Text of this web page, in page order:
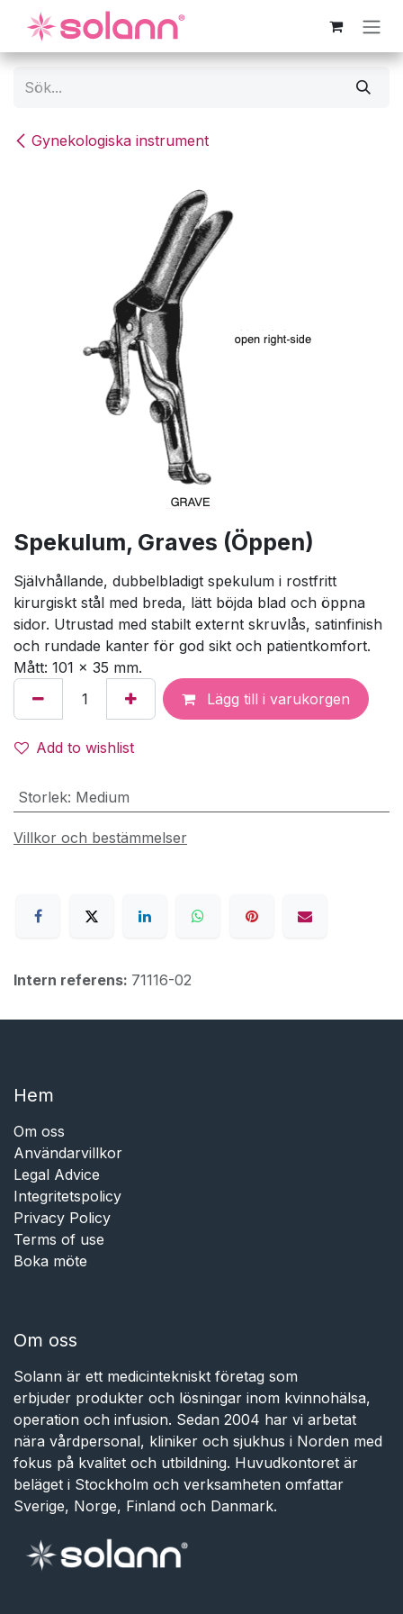
Hoppa till innehåll
Gynekologiska instrument
Spekulum, Graves (Öppen)
Självhållande, dubbelbladigt spekulum i rostfritt
kirurgiskt stål med breda, lätt böjda blad och öppna
sidor. Utrustad med stabilt externt skruvlås, satinfinish
och rundade kanter för god sikt och patientkomfort.
Mått: 101 × 35 mm.
Lägg till i varukorgen
Add to wishlist
Storlek: Medium
Villkor och bestämmelser
Intern referens: 71116-02
Hem​​
Om oss
Användarvillkor
Legal Advice
Integritetspolicy
Privacy Policy
Terms of use
Boka möte
Om oss
Solann är ett medicintekniskt företag som
erbjuder produkter och lösningar inom kvinnohälsa,
operation och infusion. Sedan 2004 har vi arbetat
nära vårdpersonal, kliniker och sjukhus i Norden med
fokus på kvalitet och utbildning. Huvudkontoret är
beläget i Stockholm och verksamheten omfattar
Sverige, Norge, Finland och Danmark.